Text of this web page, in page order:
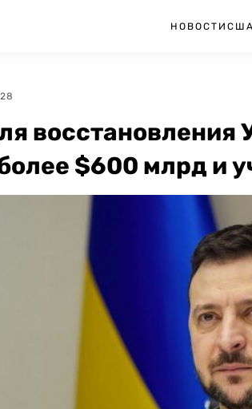
НОВОСТИ США
восстановления
$600 млрд и